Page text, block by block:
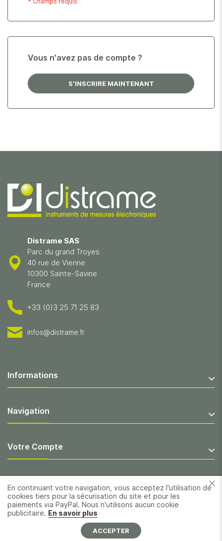
En continuant votre navigation, vous acceptez l'utilisation de
cookies tiers pour la sécurisation du site et pour les
paiements via PayPal. Nous n'utilisons aucun cookie
publicitaire. En savoir plus
ACCEPTER
Vous n'avez pas de compte ?
S'INSCRIRE MAINTENANT
Distrame SAS
Parc du grand Troyes
40 rue de Vienne
10300 Sainte-Savine
France
+33 (0)3 25 71 25 83
infos@distrame.fr
Informations
Navigation
Votre Compte